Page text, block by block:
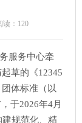
读： 120
服务中心牵
草的《12345
体标准（以
于2026年4月
规范化、精